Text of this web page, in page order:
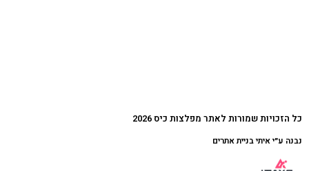
כל הזכויות שמורות לאתר מפלצות כיס 2026
נבנה ע״י איתי בניית אתרים